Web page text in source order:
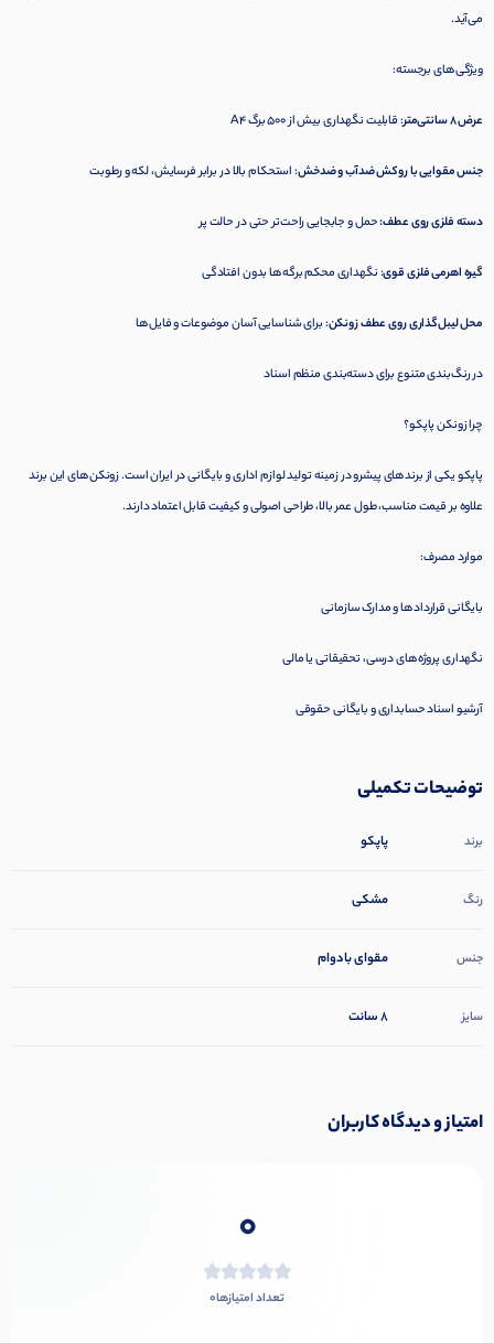
می‌آید.
ویژگی‌های برجسته:
عرض ۸ سانتی‌متر : قابلیت نگهداری بیش از ۵۰۰ برگ A4
جنس مقوایی با روکش ضدآب و ضدخش: استحکام بالا در برابر فرسایش، لکه و رطوبت
دسته فلزی روی عطف:حمل و جابجایی راحت‌تر حتی در حالت پر
گیره اهرمی فلزی قوی: نگهداری محکم برگه‌ها بدون افتادگی
محل لیبل‌گذاری روی عطف زونکن: برای شناسایی آسان موضوعات و فایل‌ها
در رنگ‌بندی متنوع برای دسته‌بندی منظم اسناد
چرا زونکن پاپکو؟
پاپکو یکی از برندهای پیشرو در زمینه تولید لوازم اداری و بایگانی در ایران است. زونکن‌های این برند
علاوه بر قیمت مناسب، طول عمر بالا، طراحی اصولی و کیفیت قابل اعتماد دارند.
موارد مصرف:
بایگانی قراردادها و مدارک سازمانی
نگهداری پروژه‌های درسی، تحقیقاتی یا مالی
آرشیو اسناد حسابداری و بایگانی حقوقی
توضیحات تکمیلی
برند پاپکو
رنگ مشکی
جنس مقوای بادوام
سایز 8 سانت
امتیاز و دیدگاه کاربران
0
تعداد امتیازها0